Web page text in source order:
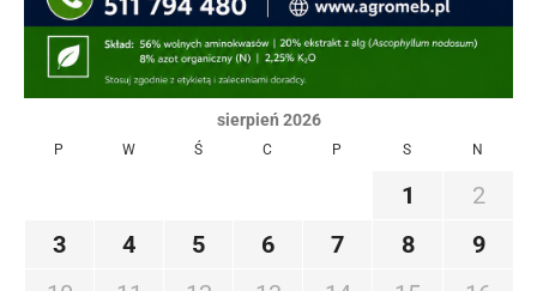
sierpień 2026
P W Ś C P S N
1
2
3
4 5 6 7 8
9